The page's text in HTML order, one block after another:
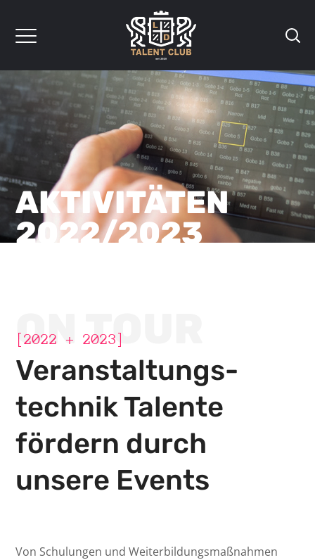
AKTIVITÄTEN
2022/2023
ON TOUR
[2022 + 2023]
Veranstaltungs­
technik Talente
fördern durch
unsere Events
Von Schulungen und Weiterbildungsmaßnahmen